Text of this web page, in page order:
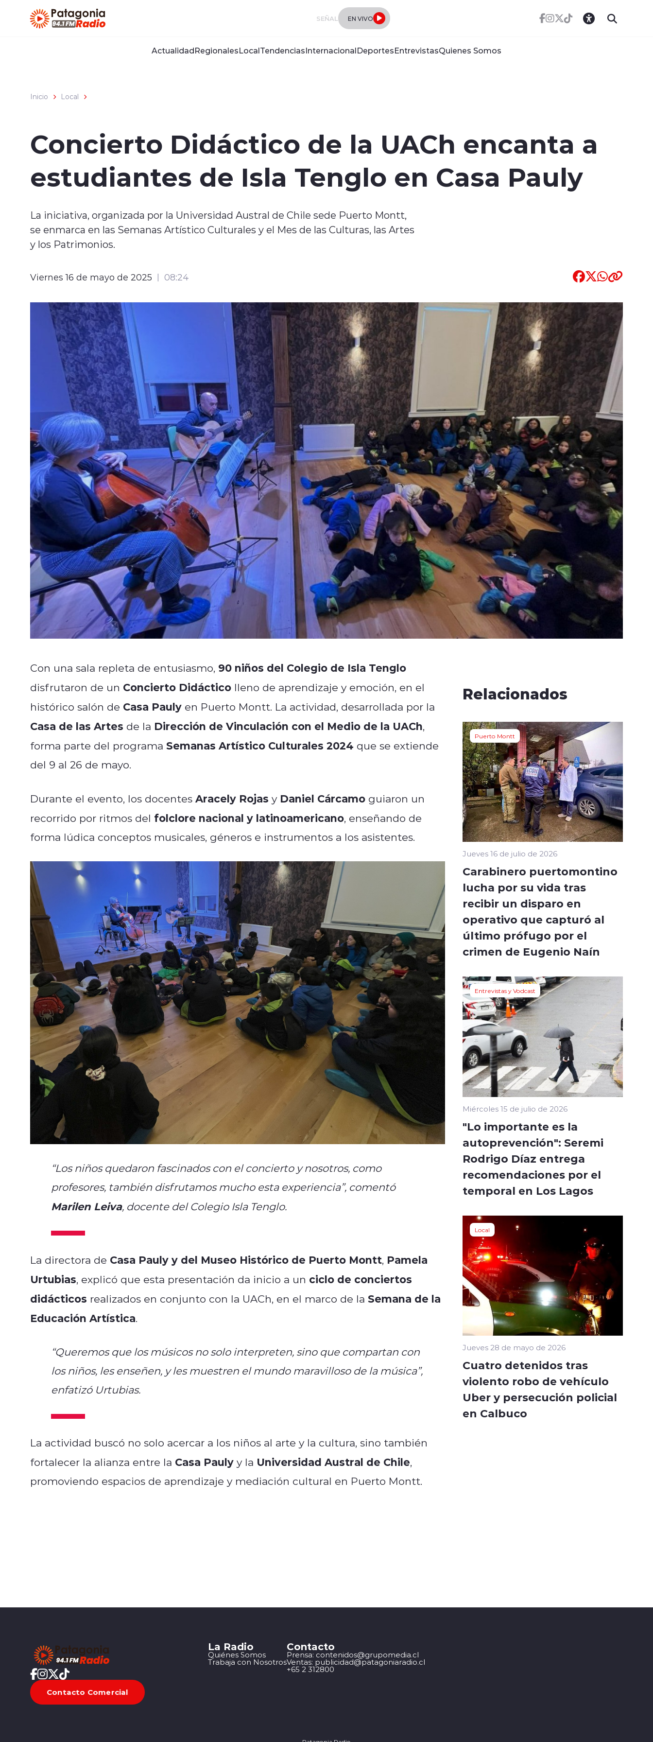
SEÑAL EN VIVO
ActualidadRegionalesLocalTendenciasInternacionalDeportesEntrevistasQuienes Somos
Inicio Local
Concierto Didáctico de la UACh encanta a
estudiantes de Isla Tenglo en Casa Pauly
La iniciativa, organizada por la Universidad Austral de Chile sede Puerto Montt,
se enmarca en las Semanas Artístico Culturales y el Mes de las Culturas, las Artes
y los Patrimonios.
Viernes 16 de mayo de 2025 08:24
Con una sala repleta de entusiasmo, 90 niños del Colegio de Isla Tenglo
disfrutaron de un Concierto Didáctico lleno de aprendizaje y emoción, en el
histórico salón de Casa Pauly en Puerto Montt. La actividad, desarrollada por la
Casa de las Artes de la Dirección de Vinculación con el Medio de la UACh,
forma parte del programa Semanas Artístico Culturales 2024 que se extiende
del 9 al 26 de mayo.
Durante el evento, los docentes Aracely Rojas y Daniel Cárcamo guiaron un
recorrido por ritmos del folclore nacional y latinoamericano, enseñando de
forma lúdica conceptos musicales, géneros e instrumentos a los asistentes.
“Los niños quedaron fascinados con el concierto y nosotros, como
profesores, también disfrutamos mucho esta experiencia”, comentó
Marilen Leiva, docente del Colegio Isla Tenglo.
La directora de Casa Pauly y del Museo Histórico de Puerto Montt, Pamela
Urtubias, explicó que esta presentación da inicio a un ciclo de conciertos
didácticos realizados en conjunto con la UACh, en el marco de la Semana de la
Educación Artística.
“Queremos que los músicos no solo interpreten, sino que compartan con
los niños, les enseñen, y les muestren el mundo maravilloso de la música”,
enfatizó Urtubias.
La actividad buscó no solo acercar a los niños al arte y la cultura, sino también
fortalecer la alianza entre la Casa Pauly y la Universidad Austral de Chile,
promoviendo espacios de aprendizaje y mediación cultural en Puerto Montt.
Relacionados
Puerto Montt
Jueves 16 de julio de 2026
Carabinero puertomontino
lucha por su vida tras
recibir un disparo en
operativo que capturó al
último prófugo por el
crimen de Eugenio Naín
Entrevistas y Vodcast
Miércoles 15 de julio de 2026
"Lo importante es la
autoprevención": Seremi
Rodrigo Díaz entrega
recomendaciones por el
temporal en Los Lagos
Local
Jueves 28 de mayo de 2026
Cuatro detenidos tras
violento robo de vehículo
Uber y persecución policial
en Calbuco
Contacto Comercial
La Radio
Quiénes Somos
Trabaja con Nosotros
Contacto
Prensa: contenidos@grupomedia.cl
Ventas: publicidad@patagoniaradio.cl
+65 2 312800